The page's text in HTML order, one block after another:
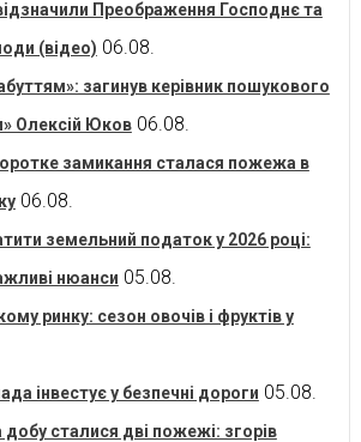
Преображення Господнє та
(відео) 06.08.
загинув керівник пошукового
Олексій Юков 06.08.
замикання сталася пожежа в
06.08.
земельний податок у 2026 році:
нюанси 05.08.
ринку: сезон овочів і фруктів у
інвестує у безпечні дороги 05.08.
сталися дві пожежі: згорів